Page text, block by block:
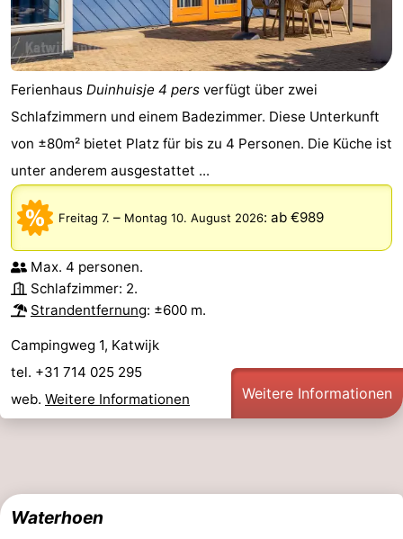
Ferienhaus Duinhuisje 4 pers verfügt über zwei
Schlafzimmern und einem Badezimmer. Diese Unterkunft
von ±80m² bietet Platz für bis zu 4 Personen. Die Küche ist
unter anderem ausgestattet ...
Freitag 7. – Montag 10. August 2026: ab €989
Max. 4 personen.
Schlafzimmer: 2.
Strandentfernung: ±600 m.
Campingweg 1, Katwijk
tel. +31 714 025 295
web. Weitere Informationen Weitere Informationen
Waterhoen